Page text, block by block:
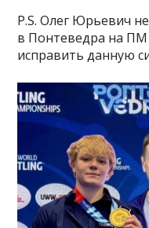
P.S. Олег Юрьевич
в Понтеведра на
исправить данную